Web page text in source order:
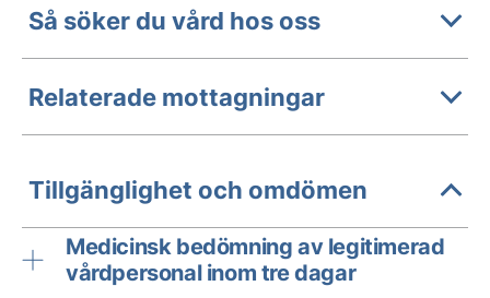
Så söker du vård hos oss
Relaterade mottagningar
Tillgänglighet och omdömen
Medicinsk bedömning av legitimerad
vårdpersonal inom tre dagar